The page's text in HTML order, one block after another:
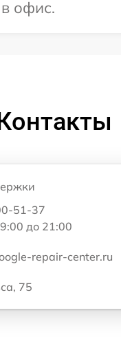
офис.
51-37
до 21:00
repair-center.ru
75